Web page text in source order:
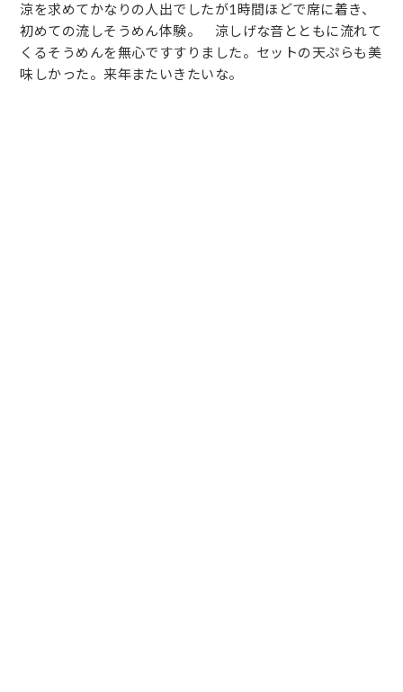
涼を求めてかなりの人出でしたが1時間ほどで席に着き、
初めての流しそうめん体験。 涼しげな音とともに流れて
くるそうめんを無心ですすりました。セットの天ぷらも美
味しかった。来年またいきたいな。